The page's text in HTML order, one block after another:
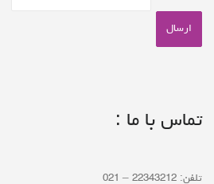
تماس با ما :
تلفن: 22343212 – 021